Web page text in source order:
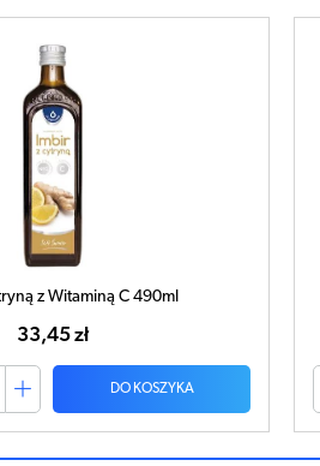
z Witaminą C 490ml
33,45 zł
DO KOSZYKA